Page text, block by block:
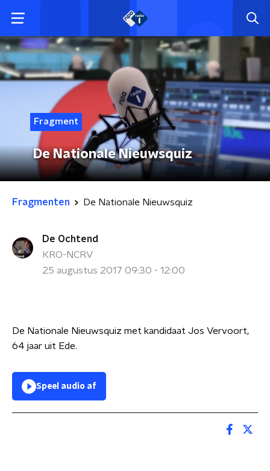
Fragment
De Nationale Nieuwsquiz
Fragmenten De Nationale Nieuwsquiz
De Ochtend
KRO-NCRV
25 augustus 2017 09:30 - 12:00
De Nationale Nieuwsquiz met kandidaat Jos Vervoort,
64 jaar uit Ede.
Speel audio af